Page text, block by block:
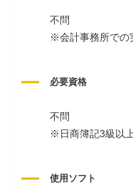
不問
※会計事務所での
必要資格
不問
※日商簿記3級以
使用ソフト